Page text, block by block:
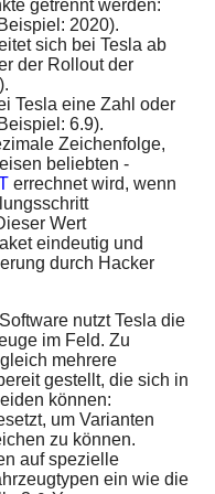
getrennt werden:
2020).
sich bei Tesla ab
der Rollout der
Tesla eine Zahl oder
6.9).
Zeichenfolge,
beliebten -
errechnet wird, wenn
Wert
eindeutig und
durch Hacker
nutzt Tesla die
im Feld. Zu
mehrere
gestellt, die sich in
können:
um Varianten
zu können.
auf spezielle
ein wie die